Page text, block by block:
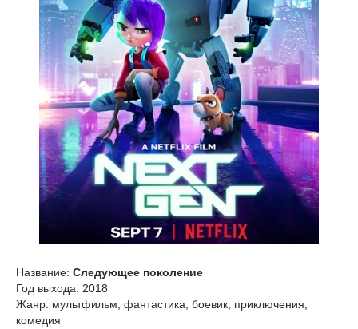
Название: Следующее поколение
Год выхода: 2018
Жанр: мультфильм, фантастика, боевик, приключения,
комедия